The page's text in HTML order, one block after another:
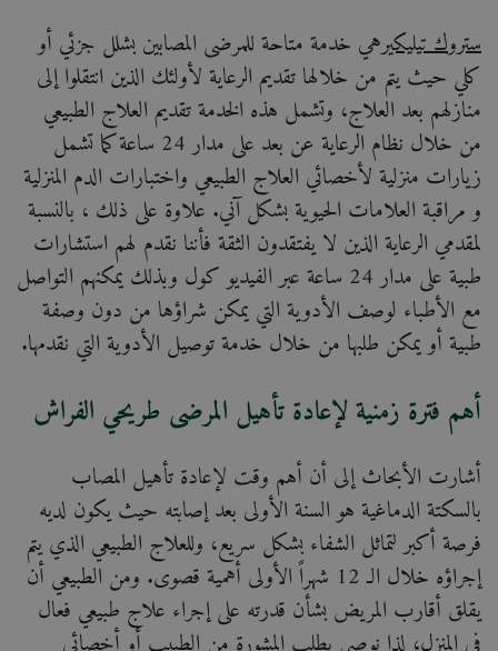
ستروك تيليكيرهي خدمة متاحة للمرضى المصابين بشلل جزئي أو
كلي حيث يتم من خلالها تقديم الرعاية لأولئك الذين انتقلوا إلى
منازلهم بعد العلاج، وتشمل هذه الخدمة تقديم العلاج الطبيعي
من خلال نظام الرعاية عن بعد على مدار 24 ساعة كما تشمل
زيارات منزلية لأخصائي العلاج الطبيعي واختبارات الدم المنزلية
و مراقبة العلامات الحيوية بشكل آني. علاوة على ذلك ، بالنسبة
لمقدمي الرعاية الذين لا يفتقدون الثقة فأننا نقدم لهم استشارات
طبية على مدار 24 ساعة عبر الفيديو كول وبذلك يمكنهم التواصل
مع الأطباء لوصف الأدوية التي يمكن شراؤها من دون وصفة
طبية أو يمكن طلبها من خلال خدمة توصيل الأدوية التي نقدمها.
أهم فترة زمنية لإعادة تأهيل المرضى طريحي الفراش
أشارت الأبحاث إلى أن أهم وقت لإعادة تأهيل المصاب
بالسكتة الدماغية هو السنة الأولى بعد إصابته حيث يكون لديه
فرصة أكبر لتماثل الشفاء بشكل سريع، وللعلاج الطبيعي الذي يتم
إجراؤه خلال الـ 12 شهراً الأولى أهمية قصوى. ومن الطبيعي أن
يقلق أقارب المريض بشأن قدرته على إجراء علاج طبيعي فعال